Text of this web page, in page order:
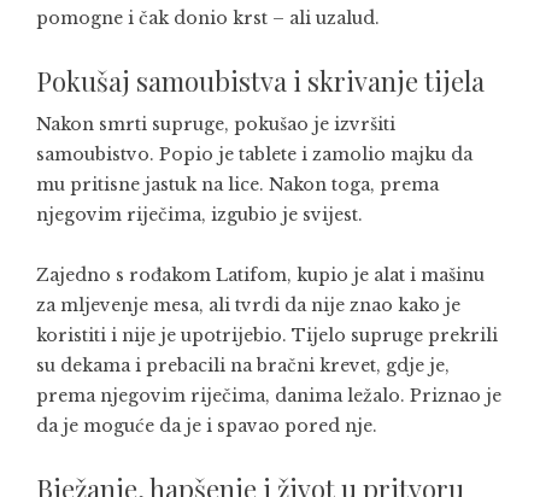
pomogne i čak donio krst – ali uzalud.
Pokušaj samoubistva i skrivanje tijela
Nakon smrti supruge, pokušao je izvršiti
samoubistvo. Popio je tablete i zamolio majku da
mu pritisne jastuk na lice. Nakon toga, prema
njegovim riječima, izgubio je svijest.
Zajedno s rođakom Latifom, kupio je alat i mašinu
za mljevenje mesa, ali tvrdi da nije znao kako je
koristiti i nije je upotrijebio. Tijelo supruge prekrili
su dekama i prebacili na bračni krevet, gdje je,
prema njegovim riječima, danima ležalo. Priznao je
da je moguće da je i spavao pored nje.
Bježanje, hapšenje i život u pritvoru